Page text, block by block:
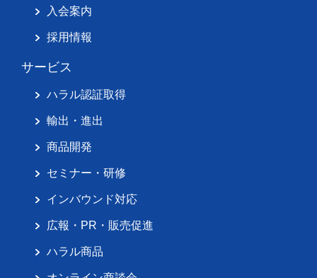
入会案内
採用情報
サービス
ハラル認証取得
輸出・進出
商品開発
セミナー・研修
インバウンド対応
広報・PR・販売促進
ハラル商品